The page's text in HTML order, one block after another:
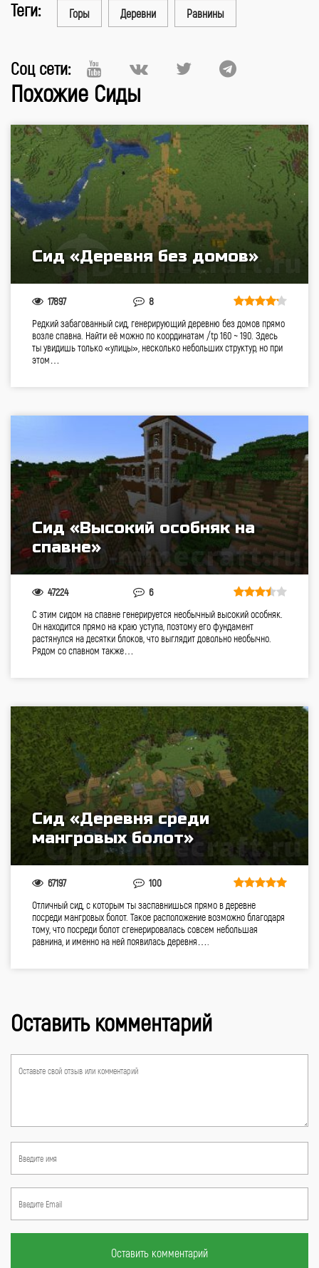
Теги: Горы Деревни Равнины
Соц сети:
Похожие Сиды
Сид «Деревня без домов»
17897 8
Редкий забагованный сид, генерирующий деревню без домов прямо
возле спавна. Найти её можно по координатам /tp 160 ~ 190. Здесь
ты увидишь только «улицы», несколько небольших структур, но при
этом…
Сид «Высокий особняк на
спавне»
47224 6
С этим сидом на спавне генерируется необычный высокий особняк.
Он находится прямо на краю уступа, поэтому его фундамент
растянулся на десятки блоков, что выглядит довольно необычно.
Рядом со спавном также…
Сид «Деревня среди
мангровых болот»
67197 100
Отличный сид, с которым ты заспавнишься прямо в деревне
посреди мангровых болот. Такое расположение возможно благодаря
тому, что посреди болот сгенерировалась совсем небольшая
равнина, и именно на ней появилась деревня….
Оставить комментарий
Оставить комментарий